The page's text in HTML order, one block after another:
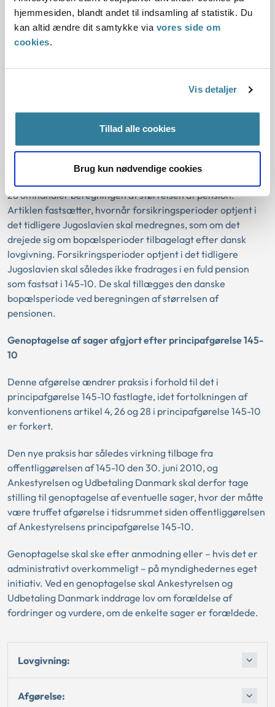
hjemmesiden, blandt andet til indsamling af statistik. Du
kan altid ændre dit samtykke via vores side om
cookies.
Vis detaljer
Tillad alle cookies
Brug kun nødvendige cookies
Jugoslavien har ret til fuld dansk førtidspension, hvis de
opfylder de særlige betingelser i artikel 26 i konventionen
for at få ret til dansk førtidspension. Dette er en
pension. Den omhandler ikke størrelsen af pensionen, dvs.
om der er ret til fuld pension eller en brøkpension.
145-10 fastslog derudover, at der efter artikel 28 ikke skal
28 omhandler beregningen af størrelsen af pension.
Artiklen fastsætter, hvornår forsikringsperioder optjent i
det tidligere Jugoslavien skal medregnes, som om det
drejede sig om bopælsperioder tilbagelagt efter dansk
lovgivning. Forsikringsperioder optjent i det tidligere
Jugoslavien skal således ikke fradrages i en fuld pension
som fastsat i 145-10. De skal tillægges den danske
bopælsperiode ved beregningen af størrelsen af
pensionen.
Genoptagelse af sager afgjort efter principafgørelse 145-
10
Denne afgørelse ændrer praksis i forhold til det i
principafgørelse 145-10 fastlagte, idet fortolkningen af
konventionens artikel 4, 26 og 28 i principafgørelse 145-10
er forkert.
Den nye praksis har således virkning tilbage fra
offentliggørelsen af 145-10 den 30. juni 2010, og
Ankestyrelsen og Udbetaling Danmark skal derfor tage
stilling til genoptagelse af eventuelle sager, hvor der måtte
være truffet afgørelse i tidsrummet siden offentliggørelsen
af Ankestyrelsens principafgørelse 145-10.
Genoptagelse skal ske efter anmodning eller – hvis det er
administrativt overkommeligt – på myndighedernes eget
initiativ. Ved en genoptagelse skal Ankestyrelsen og
Udbetaling Danmark inddrage lov om forældelse af
fordringer og vurdere, om de enkelte sager er forældede.
Lovgivning:
Afgørelse: